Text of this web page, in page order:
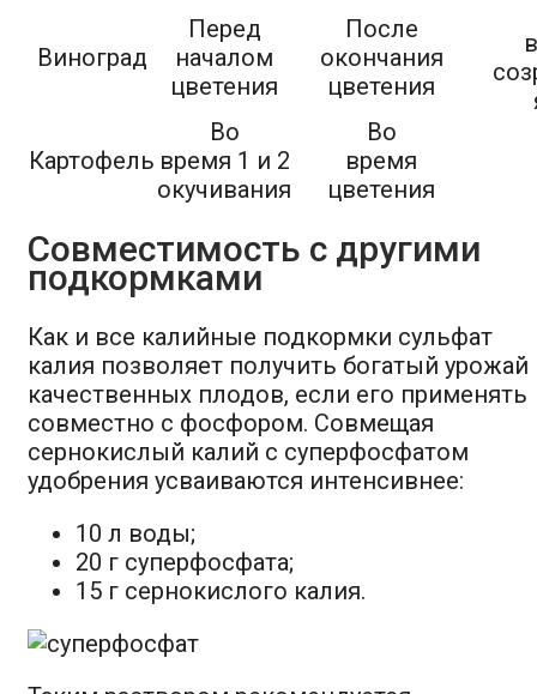
Виноград
Перед
началом
цветения
После
окончания
цветения
Картофель
Во
время 1 и 2
окучивания
Во
время
цветения
Совместимость с другими
подкормками
Как и все калийные подкормки сульфат
калия позволяет получить богатый урожай
качественных плодов, если его применять
совместно с фосфором. Совмещая
сернокислый калий с суперфосфатом
удобрения усваиваются интенсивнее:
10 л воды;
20 г суперфосфата;
15 г сернокислого калия.